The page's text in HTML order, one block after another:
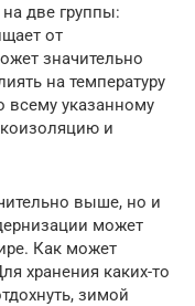
две группы:
от
значительно
на температуру
всему указанному
и
выше, но и
может
Как может
хранения каких-то
зимой